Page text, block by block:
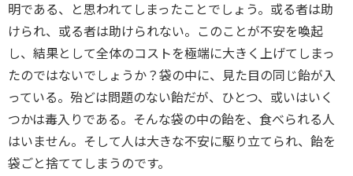
明である、と思われてしまったことでしょう。或る者は助
けられ、或る者は助けられない。このことが不安を喚起
し、結果として全体のコストを極端に大きく上げてしまっ
たのではないでしょうか？袋の中に、見た目の同じ飴が入
っている。殆どは問題のない飴だが、ひとつ、或いはいく
つかは毒入りである。そんな袋の中の飴を、食べられる人
はいません。そして人は大きな不安に駆り立てられ、飴を
袋ごと捨ててしまうのです。